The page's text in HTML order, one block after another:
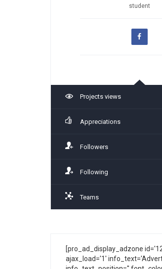
student
Projects views
Appreciations
Followers
Following
Teams
[pro_ad_display_adzone
ajax_load='1'